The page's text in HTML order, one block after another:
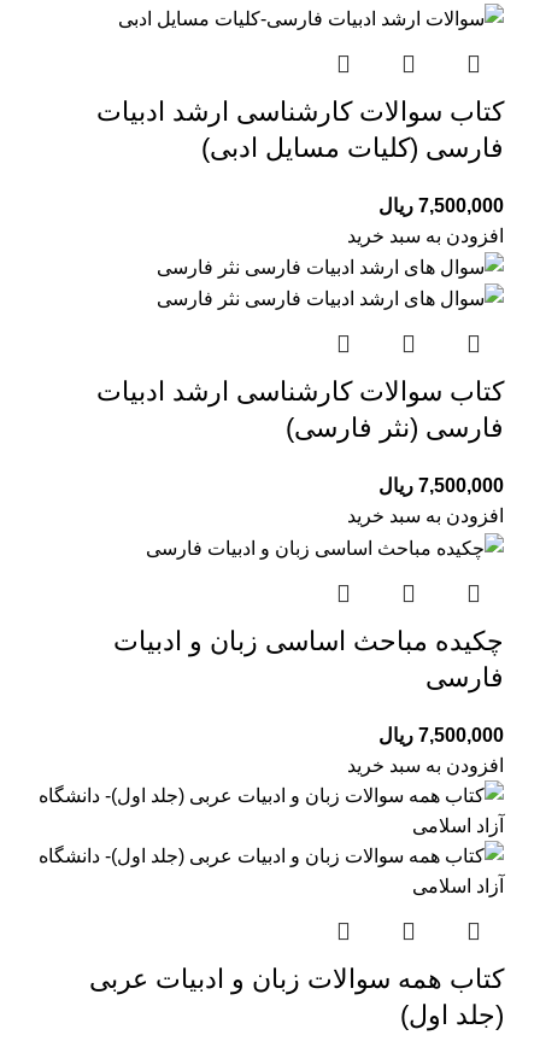
کتاب سوالات کارشناسی ارشد ادبیات
فارسی (کلیات مسایل ادبی)
7,500,000 ریال
افزودن به سبد خرید
کتاب سوالات کارشناسی ارشد ادبیات
فارسی (نثر فارسی)
7,500,000 ریال
افزودن به سبد خرید
چکیده مباحث اساسی زبان و ادبیات
فارسی
7,500,000 ریال
افزودن به سبد خرید
کتاب همه سوالات زبان و ادبیات عربی
(جلد اول)